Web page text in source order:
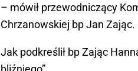
– mówił przewodniczący
Chrzanowskiej bp Jan Zając.
Jak podkreślił bp Zając